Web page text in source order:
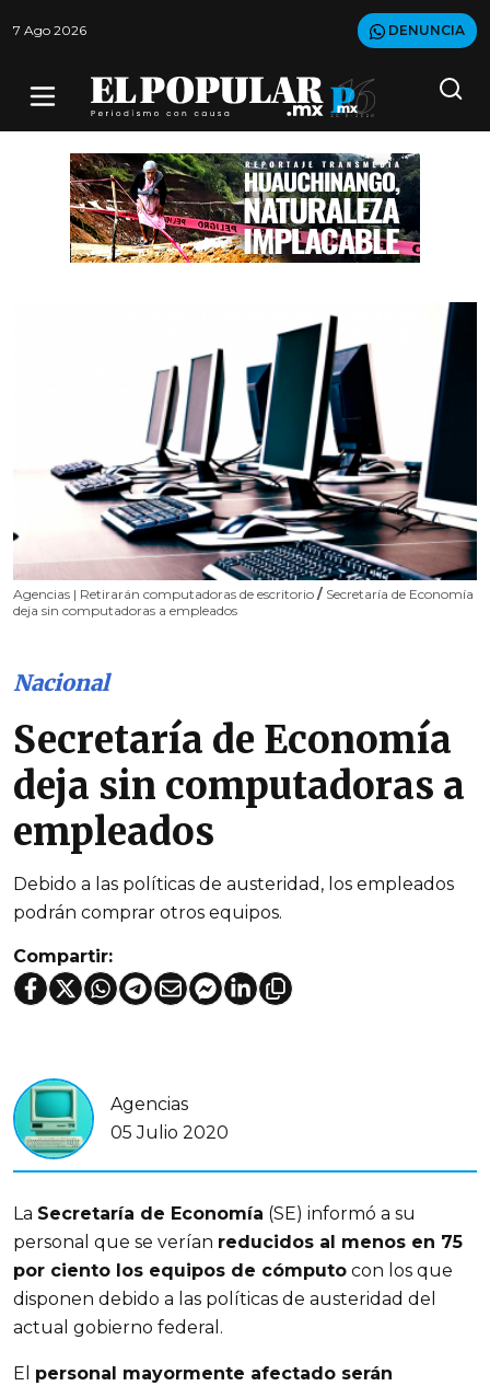
7 Ago 2026 DENUNCIA
Agencias | Retirarán computadoras de escritorio / Secretaría de Economía
deja sin computadoras a empleados
Nacional
Secretaría de Economía
deja sin computadoras a
empleados
Debido a las políticas de austeridad, los empleados
podrán comprar otros equipos.
Compartir:
Agencias
05 Julio 2020
La Secretaría de Economía (SE) informó a su
personal que se verían reducidos al menos en 75
por ciento los equipos de cómputo con los que
disponen debido a las políticas de austeridad del
actual gobierno federal.
El personal mayormente afectado serán